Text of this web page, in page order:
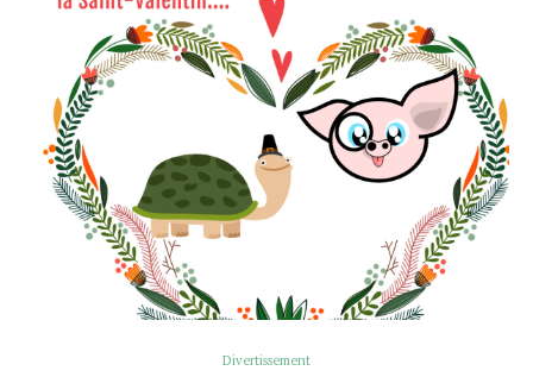
Divertissement